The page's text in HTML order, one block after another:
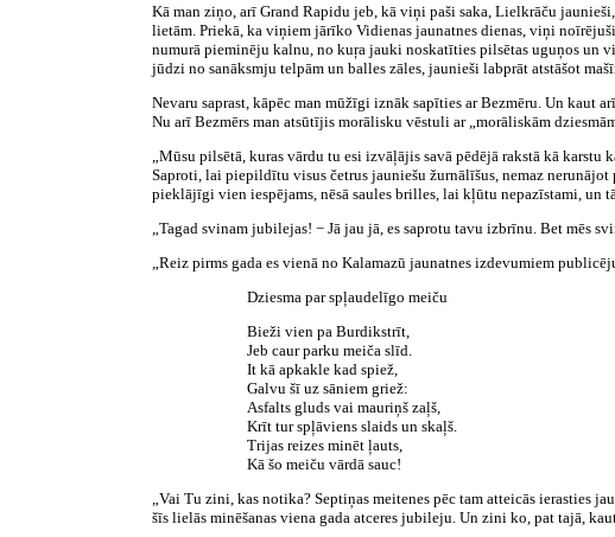
Kā man ziņo, arī Grand Rapidu jeb, kā viņi paši saka, Lielkrāču
lietām. Priekā, ka viņiem jārīko Vidienas jaunatnes dienas, viņi
numurā pieminēju kalnu, no kuŗa jauki noskatīties pilsētas uguņos un
jūdzi no sanāksmju telpām un balles zāles, jaunieši labprāt atstāšot
Nevaru saprast, kāpēc man mūžīgi iznāk sapīties ar Bezmēru. Un kaut
Nu arī Bezmērs man atsūtījis morālisku vēstuli ar „morāliskām
„Mūsu pilsētā, kuras vārdu tu esi izvāļājis savā pēdējā rakstā kā
Saproti, lai piepildītu visus četrus jauniešu žurnālīšus, nemaz
pieklājīgi vien iespējams, nēsā saules brilles, lai kļūtu nepazīstami, un
„Tagad svinam jubilejas! − Jā jau jā, es saprotu tavu izbrīnu. Bet mēs
„Reiz pirms gada es vienā no Kalamazū jaunatnes izdevumiem
Dziesma par spļaudelīgo meiču
Bieži vien pa Burdikstrīt,
Jeb caur parku meiča slīd.
It kā apkakle kad spiež,
Galvu šī uz sāniem griež:
Asfalts gluds vai mauriņš zaļš,
Krīt tur spļāviens slaids un skaļš.
Trijas reizes minēt ļauts,
Kā šo meiču vārdā sauc!
„Vai Tu zini, kas notika? Septiņas meitenes pēc tam atteicās ierasties
šīs lielās minēšanas viena gada atceres jubileju. Un zini ko, pat tajā,